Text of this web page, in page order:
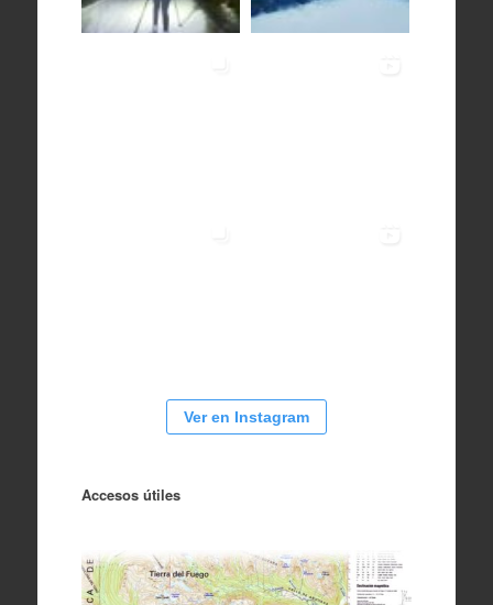
Ver en Instagram
Accesos útiles